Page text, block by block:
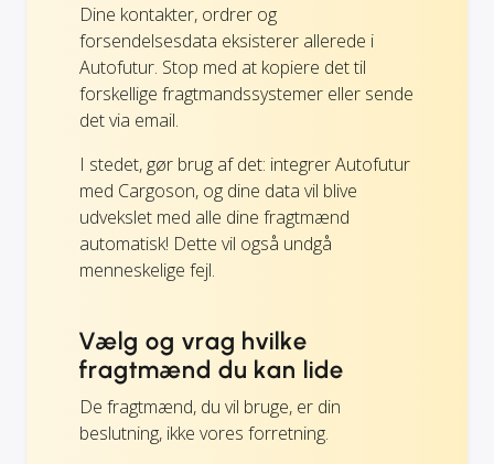
Dine kontakter, ordrer og
forsendelsesdata eksisterer allerede i
Autofutur. Stop med at kopiere det til
forskellige fragtmandssystemer eller sende
det via email.
I stedet, gør brug af det: integrer Autofutur
med Cargoson, og dine data vil blive
udvekslet med alle dine fragtmænd
automatisk! Dette vil også undgå
menneskelige fejl.
Vælg og vrag hvilke
fragtmænd du kan lide
De fragtmænd, du vil bruge, er din
beslutning, ikke vores forretning.